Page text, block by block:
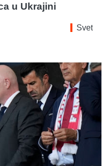
u Ukrajini
Svet